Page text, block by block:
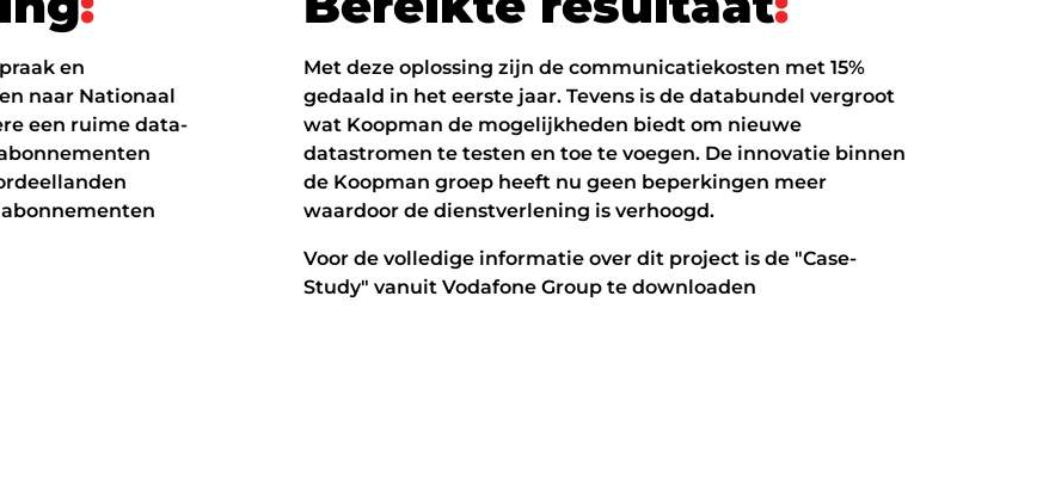
en
naar Nationaal
een ruime data-
Met deze oplossing zijn de communicatiekosten met 15%
gedaald in het eerste jaar. Tevens is de databundel vergroot
wat Koopman de mogelijkheden biedt om nieuwe
datastromen te testen en toe te voegen. De innovatie binnen
de Koopman groep heeft nu geen beperkingen meer
waardoor de dienstverlening is verhoogd.
Voor de volledige informatie over dit project is de "Case-
Study" vanuit Vodafone Group te downloaden